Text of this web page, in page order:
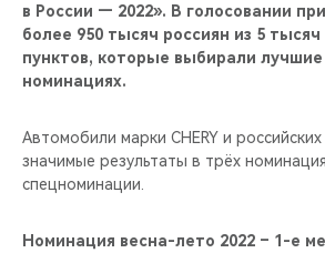
CHERY ДЛЯ ДЕТЕЙ
в России — 2022». В голосовании
более 950 тысяч россиян из 5
пунктов, которые выбирали
номинациях.
Автомобили марки CHERY и
значимые результаты в трёх
спецноминации.
Номинация весна-лето 2022 – 1-е